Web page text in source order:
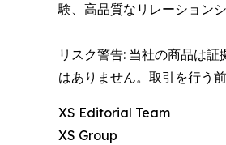
験、高品質なリレーション
リスク警告: 当社の商品は
はありません。取引を行う
XS Editorial Team
XS Group